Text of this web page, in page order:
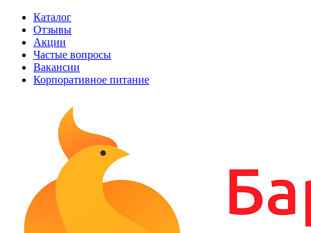
Каталог
Отзывы
Акции
Частые вопросы
Вакансии
Корпоративное питание